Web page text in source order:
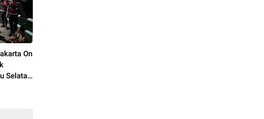
On
Selatan